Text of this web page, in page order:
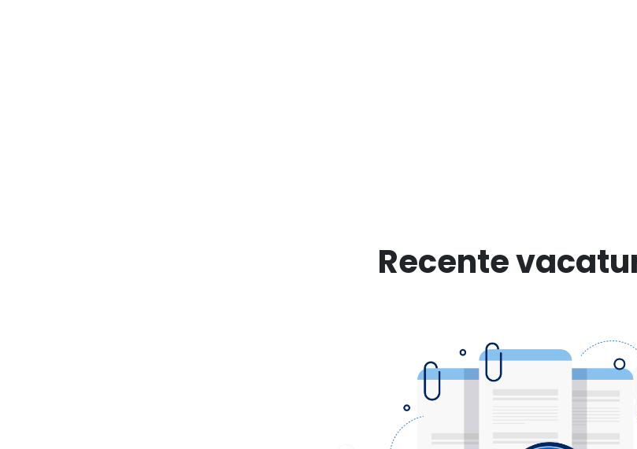
Recente